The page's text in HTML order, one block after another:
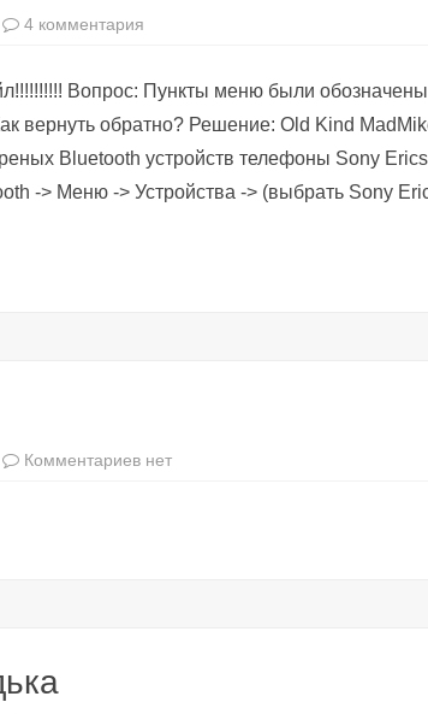
4 комментария
виндус
мобайл!!!!!!!!!!
Вопрос: Пункты меню были
вернуть обратно? Решение: Old Kind
Bluetooth устройств телефоны Sony
-> Меню -> Устройства -> (выбрать Sony
Комментариевкнет